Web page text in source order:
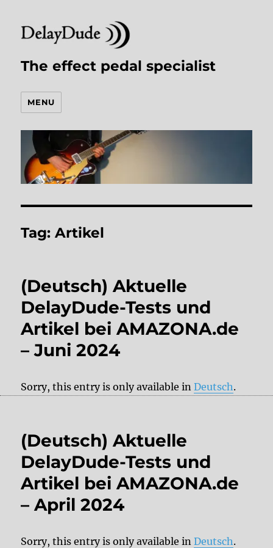
The effect pedal specialist
MENU
Tag:Artikel
(Deutsch) Aktuelle
DelayDude-Tests und
Artikel bei AMAZONA.de
– Juni 2024
Sorry, this entry is only available inDeutsch.
(Deutsch) Aktuelle
DelayDude-Tests und
Artikel bei AMAZONA.de
– April 2024
Sorry, this entry is only available inDeutsch.